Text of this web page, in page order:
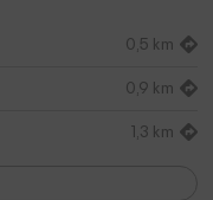
0,5 km
0,9 km
1,3 km